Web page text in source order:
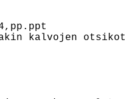
kalvojen